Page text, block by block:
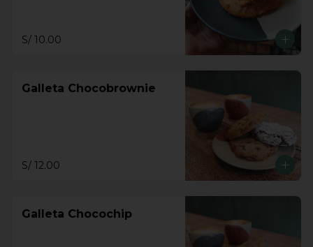
S/ 10.00
Galleta Chocobrownie
S/ 12.00
Galleta Chocochip